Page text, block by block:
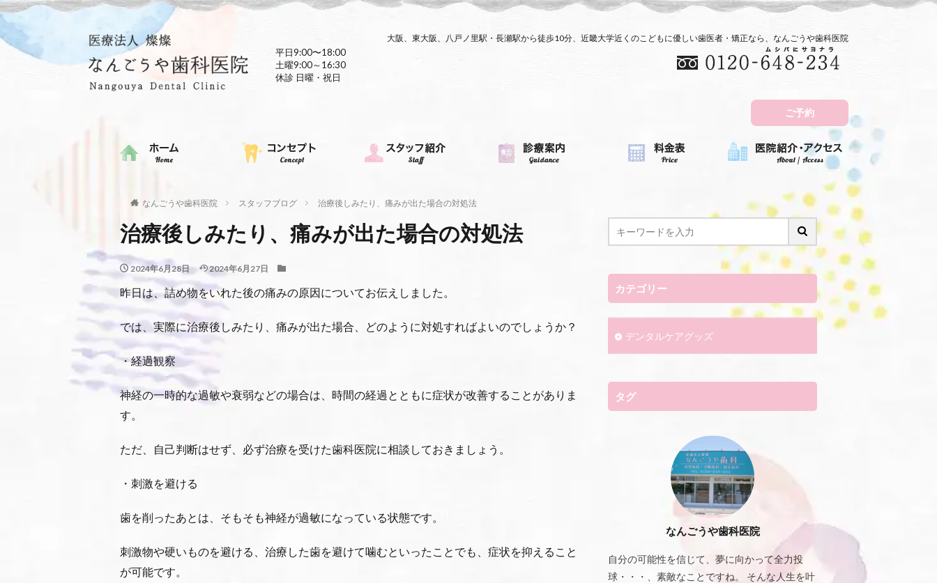
大阪、東大阪、八戸ノ里駅・長瀬駅から徒歩10分、近畿大学近くのこどもに優しい歯医者・矯正なら、なんごうや歯科医院
平日9:00〜18:00
土曜9:00～16:30
休診 日曜・祝日
ご予約
なんごうや歯科医院 スタッフブログ 治療後しみたり、痛みが出た場合の対処法
治療後しみたり、痛みが出た場合の対処法
2024年6月28日 2024年6月27日
昨日は、詰め物をいれた後の痛みの原因についてお伝えしました。
では、実際に治療後しみたり、痛みが出た場合、どのように対処すればよいのでしょうか？
・経過観察
神経の一時的な過敏や衰弱などの場合は、時間の経過とともに症状が改善することがありま
す。
ただ、自己判断はせず、必ず治療を受けた歯科医院に相談しておきましょう。
・刺激を避ける
歯を削ったあとは、そもそも神経が過敏になっている状態です。
刺激物や硬いものを避ける、治療した歯を避けて噛むといったことでも、症状を抑えること
が可能です。
カテゴリー
デンタルケアグッズ
タグ
なんごうや歯科医院
自分の可能性を信じて、夢に向かって全力投
球・・・、素敵なことですね。 そんな人生を叶